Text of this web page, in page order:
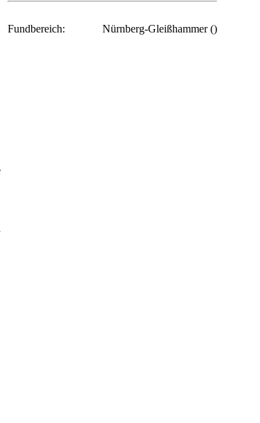
Fundbereich: Nürnberg-Gleißhammer ()